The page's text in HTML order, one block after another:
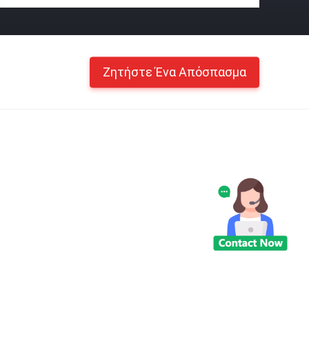
Ζητήστε Ένα Απόσπασμα